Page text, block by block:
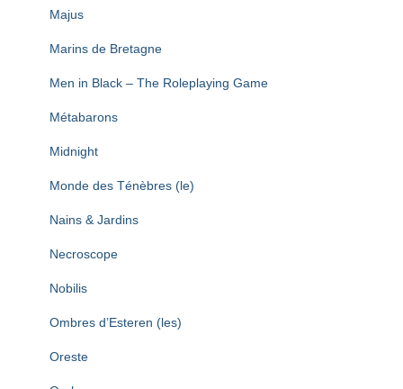
Majus
Marins de Bretagne
Men in Black – The Roleplaying Game
Métabarons
Midnight
Monde des Ténèbres (le)
Nains & Jardins
Necroscope
Nobilis
Ombres d’Esteren (les)
Oreste